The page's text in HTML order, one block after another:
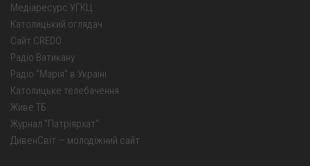
Медіаресурс УГКЦ
Католицький оглядач
Сайт CREDO
Радіо Ватикану
Радіо "Марія" в Україні
Католицьке телебачення
Живе ТБ
Журнал "Патріярхат"
ДивенСвіт — молодіжний сайт